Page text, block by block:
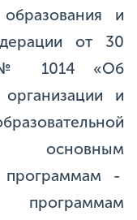
и
от 30
№ 1014 «Об
и
основным
программам -